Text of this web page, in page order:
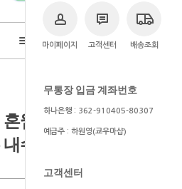
브랜드
마이페이지 고객센터 배송조회
무통장 입금 계좌번호
하나은행 : 362-910405-80307
예금주 : 하원영(쿄우마샵)
고객센터
> 쿄우마 > 예약상품
웹한정 s.h.
수용